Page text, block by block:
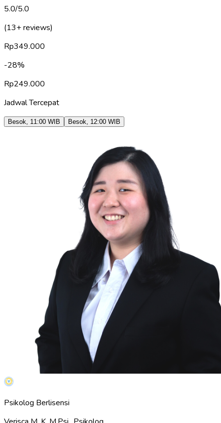
5.0/5.0
(13+ reviews)
Rp349.000
-28%
Rp249.000
Jadwal Tercepat
Besok 11:00 WIB Besok 12:00 WIB
Psikolog Berlisensi